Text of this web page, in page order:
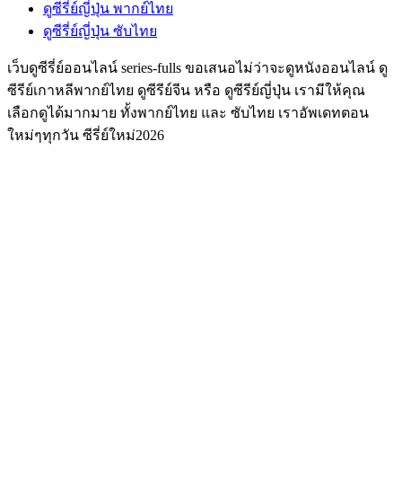
ดูซีรี่ย์ญี่ปุ่น พากย์ไทย
ดูซีรี่ย์ญี่ปุ่น ซับไทย
เว็บดูซีรี่ย์ออนไลน์ series-fulls ขอเสนอไม่ว่าจะดูหนังออนไลน์ ดู
ซีรีย์เกาหลีพากย์ไทย ดูซีรีย์จีน หรือ ดูซีรีย์ญี่ปุ่น เรามีให้คุณ
เลือกดูได้มากมาย ทั้งพากย์ไทย และ ซับไทย เราอัพเดทตอน
ใหม่ๆทุกวัน ซีรี่ย์ใหม่2026